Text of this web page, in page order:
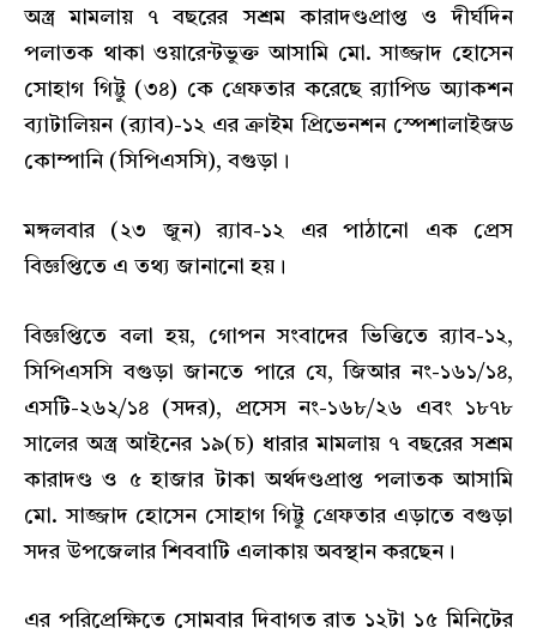
অস্ত্র মামলায় ৭ বছরের সশ্রম কারাদণ্ডপ্রাপ্ত ও দীর্ঘদিন
পলাতক থাকা ওয়ারেন্টভুক্ত আসামি মো. সাজ্জাদ হোসেন
সোহাগ গিট্টু (৩৪) কে গ্রেফতার করেছে র‌্যাপিড অ্যাকশন
ব্যাটালিয়ন (র‌্যাব)-১২ এর ক্রাইম প্রিভেনশন স্পেশালাইজড
কোম্পানি (সিপিএসসি), বগুড়া।
মঙ্গলবার (২৩ জুন) র‍্যাব-১২ এর পাঠানো এক প্রেস
বিজ্ঞপ্তিতে এ তথ্য জানানো হয়।
বিজ্ঞপ্তিতে বলা হয়, গোপন সংবাদের ভিত্তিতে র‍্যাব-১২,
সিপিএসসি বগুড়া জানতে পারে যে, জিআর নং-১৬১/১৪,
এসটি-২৬২/১৪ (সদর), প্রসেস নং-১৬৮/২৬ এবং ১৮৭৮
সালের অস্ত্র আইনের ১৯(চ) ধারার মামলায় ৭ বছরের সশ্রম
কারাদণ্ড ও ৫ হাজার টাকা অর্থদণ্ডপ্রাপ্ত পলাতক আসামি
মো. সাজ্জাদ হোসেন সোহাগ গিট্টু গ্রেফতার এড়াতে বগুড়া
সদর উপজেলার শিববাটি এলাকায় অবস্থান করছেন।
এর পরিপ্রেক্ষিতে সোমবার দিবাগত রাত ১২টা ১৫ মিনিটের